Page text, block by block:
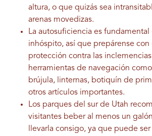
altura, o que quizás sea
arenas movedizas.
La autosuficiencia es fundamental
inhóspito, así que prepárense con
protección contra las
herramientas de navegación
brújula, linternas, botiquín de
otros artículos importantes.
Los parques del sur de Utah
visitantes beber al menos un
llevarla consigo, ya que puede